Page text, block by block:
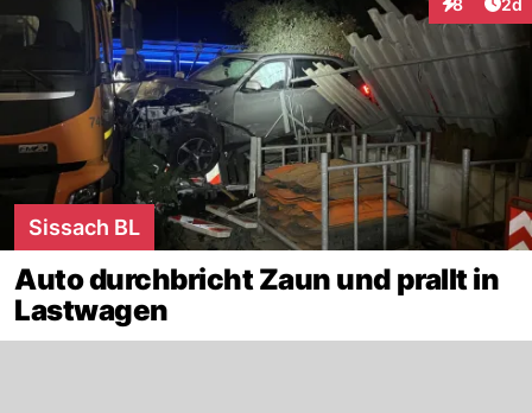
8 2d
Sissach BL
Auto durchbricht Zaun und prallt in
Lastwagen